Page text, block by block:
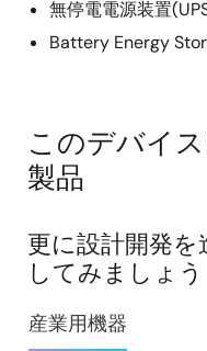
無停電電源装置
Battery Energy
このデバイ
製品
更に設計開発
してみましょう
産業用機器